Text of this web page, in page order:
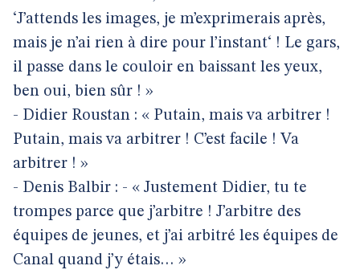
‘J’attends les images, je m’exprimerais après,
mais je n’ai rien à dire pour l’instant‘ ! Le gars,
il passe dans le couloir en baissant les yeux,
ben oui, bien sûr ! »
- Didier Roustan : « Putain, mais va arbitrer !
Putain, mais va arbitrer ! C’est facile ! Va
arbitrer ! »
- Denis Balbir : - « Justement Didier, tu te
trompes parce que j’arbitre ! J’arbitre des
équipes de jeunes, et j’ai arbitré les équipes de
Canal quand j’y étais… »